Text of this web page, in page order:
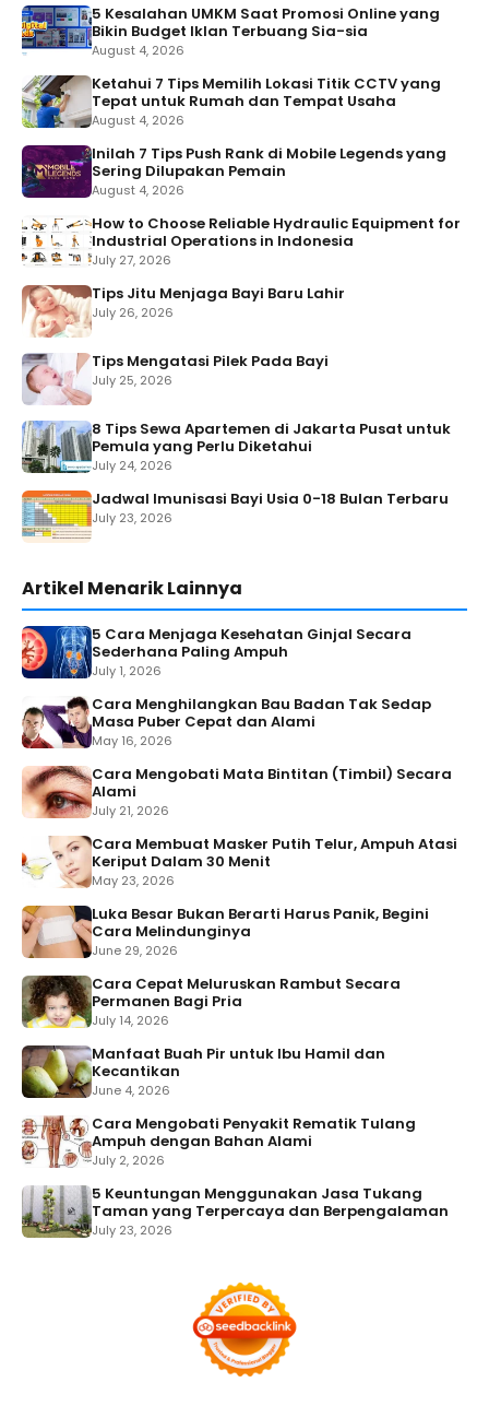
5 Kesalahan UMKM Saat Promosi Online yang
Bikin Budget Iklan Terbuang Sia-sia
August 4, 2026
Ketahui 7 Tips Memilih Lokasi Titik CCTV yang
Tepat untuk Rumah dan Tempat Usaha
August 4, 2026
Inilah 7 Tips Push Rank di Mobile Legends yang
Sering Dilupakan Pemain
August 4, 2026
How to Choose Reliable Hydraulic Equipment for
Industrial Operations in Indonesia
July 27, 2026
Tips Jitu Menjaga Bayi Baru Lahir
July 26, 2026
Tips Mengatasi Pilek Pada Bayi
July 25, 2026
8 Tips Sewa Apartemen di Jakarta Pusat untuk
Pemula yang Perlu Diketahui
July 24, 2026
Jadwal Imunisasi Bayi Usia 0-18 Bulan Terbaru
July 23, 2026
Artikel Menarik Lainnya
5 Cara Menjaga Kesehatan Ginjal Secara
Sederhana Paling Ampuh
July 1, 2026
Cara Menghilangkan Bau Badan Tak Sedap
Masa Puber Cepat dan Alami
May 16, 2026
Cara Mengobati Mata Bintitan (Timbil) Secara
Alami
July 21, 2026
Cara Membuat Masker Putih Telur, Ampuh Atasi
Keriput Dalam 30 Menit
May 23, 2026
Luka Besar Bukan Berarti Harus Panik, Begini
Cara Melindunginya
June 29, 2026
Cara Cepat Meluruskan Rambut Secara
Permanen Bagi Pria
July 14, 2026
Manfaat Buah Pir untuk Ibu Hamil dan
Kecantikan
June 4, 2026
Cara Mengobati Penyakit Rematik Tulang
Ampuh dengan Bahan Alami
July 2, 2026
5 Keuntungan Menggunakan Jasa Tukang
Taman yang Terpercaya dan Berpengalaman
July 23, 2026